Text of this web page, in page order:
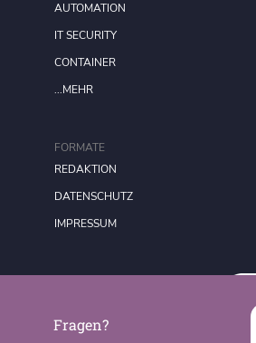
Fragen?
FORMATE
REDAKTION
DATENSCHUTZ
IMPRESSUM
AUTOMATION
IT SECURITY
CONTAINER
...MEHR